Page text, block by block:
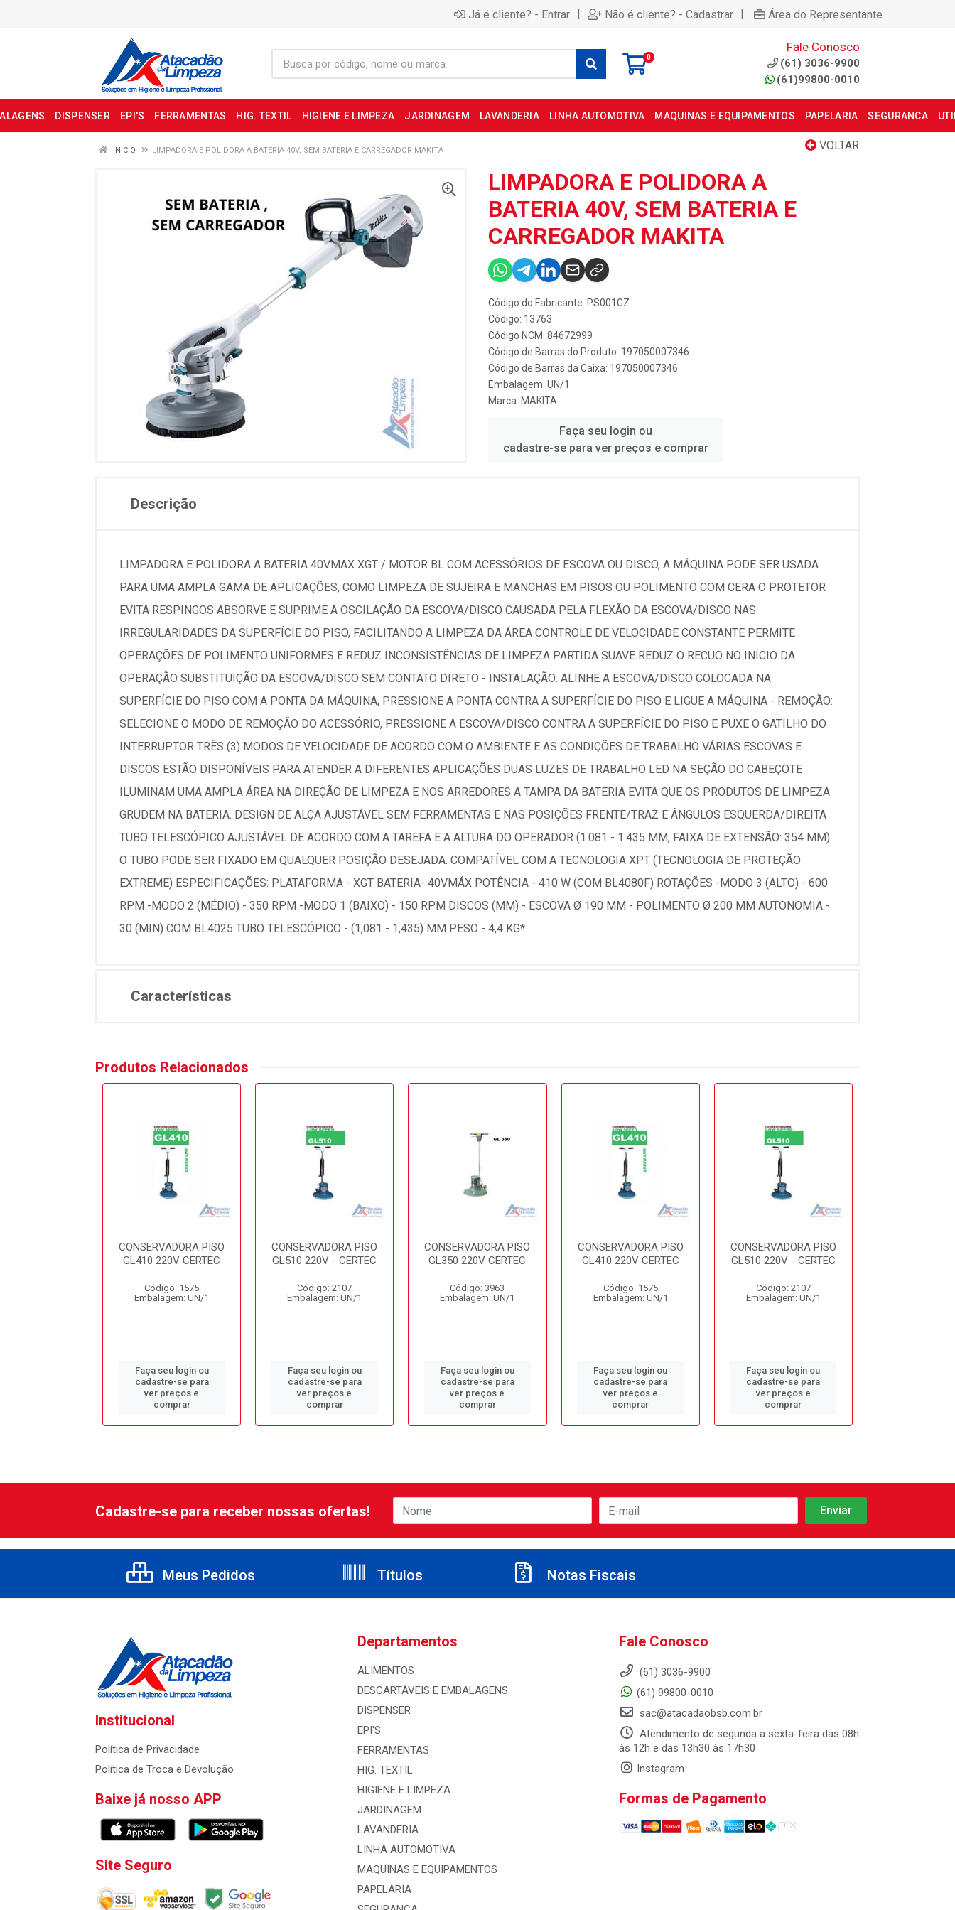
Já é cliente? - Entrar | Não é cliente? - Cadastrar | Área do Representante
0
Fale Conosco
(61) 3036-9900
(61)99800-0010
DISPENSER EPI'S FERRAMENTAS HIG. TEXTIL HIGIENE E LIMPEZA JARDINAGEM LAVANDERIA LINHA AUTOMOTIVA MAQUINAS E EQUIPAMENTOS PAPELARIA SEGURANCA
VOLTAR
INÍCIO LIMPADORA E POLIDORA A BATERIA 40V, SEM BATERIA E CARREGADOR MAKITA
LIMPADORA E POLIDORA A
BATERIA 40V, SEM BATERIA E
CARREGADOR MAKITA
Código do Fabricante: PS001GZ
Código: 13763
Código NCM: 84672999
Código de Barras do Produto: 197050007346
Código de Barras da Caixa: 197050007346
Embalagem: UN/1
Marca: MAKITA
Faça seu login ou
cadastre-se para ver preços e comprar
Descrição
LIMPADORA E POLIDORA A BATERIA 40VMAX XGT / MOTOR BL COM ACESSÓRIOS DE ESCOVA OU DISCO, A MÁQUINA PODE SER USADA
PARA UMA AMPLA GAMA DE APLICAÇÕES, COMO LIMPEZA DE SUJEIRA E MANCHAS EM PISOS OU POLIMENTO COM CERA O PROTETOR
EVITA RESPINGOS ABSORVE E SUPRIME A OSCILAÇÃO DA ESCOVA/DISCO CAUSADA PELA FLEXÃO DA ESCOVA/DISCO NAS
IRREGULARIDADES DA SUPERFÍCIE DO PISO, FACILITANDO A LIMPEZA DA ÁREA CONTROLE DE VELOCIDADE CONSTANTE PERMITE
OPERAÇÕES DE POLIMENTO UNIFORMES E REDUZ INCONSISTÊNCIAS DE LIMPEZA PARTIDA SUAVE REDUZ O RECUO NO INÍCIO DA
OPERAÇÃO SUBSTITUIÇÃO DA ESCOVA/DISCO SEM CONTATO DIRETO - INSTALAÇÃO: ALINHE A ESCOVA/DISCO COLOCADA NA
SUPERFÍCIE DO PISO COM A PONTA DA MÁQUINA, PRESSIONE A PONTA CONTRA A SUPERFÍCIE DO PISO E LIGUE A MÁQUINA - REMOÇÃO:
SELECIONE O MODO DE REMOÇÃO DO ACESSÓRIO, PRESSIONE A ESCOVA/DISCO CONTRA A SUPERFÍCIE DO PISO E PUXE O GATILHO DO
INTERRUPTOR TRÊS (3) MODOS DE VELOCIDADE DE ACORDO COM O AMBIENTE E AS CONDIÇÕES DE TRABALHO VÁRIAS ESCOVAS E
DISCOS ESTÃO DISPONÍVEIS PARA ATENDER A DIFERENTES APLICAÇÕES DUAS LUZES DE TRABALHO LED NA SEÇÃO DO CABEÇOTE
ILUMINAM UMA AMPLA ÁREA NA DIREÇÃO DE LIMPEZA E NOS ARREDORES A TAMPA DA BATERIA EVITA QUE OS PRODUTOS DE LIMPEZA
GRUDEM NA BATERIA. DESIGN DE ALÇA AJUSTÁVEL SEM FERRAMENTAS E NAS POSIÇÕES FRENTE/TRAZ E ÂNGULOS ESQUERDA/DIREITA
TUBO TELESCÓPICO AJUSTÁVEL DE ACORDO COM A TAREFA E A ALTURA DO OPERADOR (1.081 - 1.435 MM, FAIXA DE EXTENSÃO: 354 MM)
O TUBO PODE SER FIXADO EM QUALQUER POSIÇÃO DESEJADA. COMPATÍVEL COM A TECNOLOGIA XPT (TECNOLOGIA DE PROTEÇÃO
EXTREME) ESPECIFICAÇÕES: PLATAFORMA - XGT BATERIA- 40VMÁX POTÊNCIA - 410 W (COM BL4080F) ROTAÇÕES -MODO 3 (ALTO) - 600
RPM -MODO 2 (MÉDIO) - 350 RPM -MODO 1 (BAIXO) - 150 RPM DISCOS (MM) - ESCOVA Ø 190 MM - POLIMENTO Ø 200 MM AUTONOMIA -
30 (MIN) COM BL4025 TUBO TELESCÓPICO - (1,081 - 1,435) MM PESO - 4,4 KG*
Características
Produtos Relacionados
CONSERVADORA PISO
GL410 220V CERTEC
Código: 1575
Embalagem: UN/1
Faça seu login ou
cadastre-se para
ver preços e
comprar
CONSERVADORA PISO
GL510 220V - CERTEC
Código: 2107
Embalagem: UN/1
Faça seu login ou
cadastre-se para
ver preços e
comprar
CONSERVADORA PISO
GL350 220V CERTEC
Código: 3963
Embalagem: UN/1
Faça seu login ou
cadastre-se para
ver preços e
comprar
CONSERVADORA PISO
GL410 220V CERTEC
Código: 1575
Embalagem: UN/1
Faça seu login ou
cadastre-se para
ver preços e
comprar
CONSERVADORA PISO
GL510 220V - CERTEC
Código: 2107
Embalagem: UN/1
Faça seu login ou
cadastre-se para
ver preços e
comprar
Cadastre-se para receber nossas ofertas!
Meus Pedidos Títulos Notas Fiscais
Institucional
Política de Privacidade
Política de Troca e Devolução
Baixe já nosso APP
Site Seguro
Departamentos
ALIMENTOS
DESCARTÁVEIS E EMBALAGENS
DISPENSER
EPI'S
FERRAMENTAS
HIG. TEXTIL
HIGIENE E LIMPEZA
JARDINAGEM
LAVANDERIA
LINHA AUTOMOTIVA
MAQUINAS E EQUIPAMENTOS
PAPELARIA
Fale Conosco
(61) 3036-9900
(61) 99800-0010
sac@atacadaobsb.com.br
Atendimento de segunda a sexta-feira das 08h
às 12h e das 13h30 às 17h30
Instagram
Formas de Pagamento